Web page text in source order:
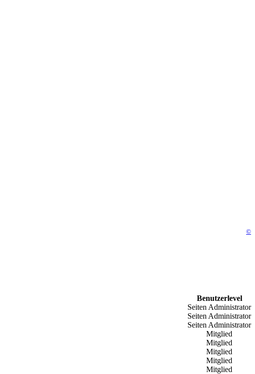
©
Benutzerlevel
Seiten Administrator
Seiten Administrator
Seiten Administrator
Mitglied
Mitglied
Mitglied
Mitglied
Mitglied